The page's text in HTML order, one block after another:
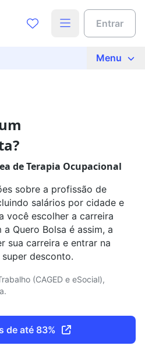
Entrar
Menu
de Terapia Ocupacional
sobre a profissão de
salários por cidade e
você escolher a carreira
Quero Bolsa é assim, a
sua carreira e entrar na
desconto.
(CAGED e eSocial),
de até 83%
ideal para
você
fazer?
estudar?
sua bolsa
completo
para liberar o acesso
com nossaspolíticas de
agora